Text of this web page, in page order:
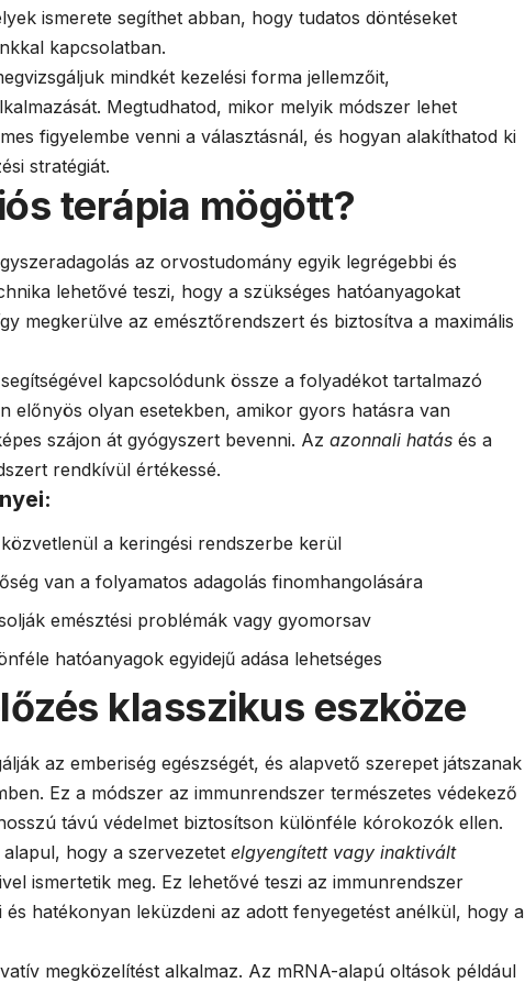
ismerete segíthet abban, hogy tudatos döntéseket
kapcsolatban.
mindkét kezelési forma jellemzőit,
Megtudhatod, mikor melyik módszer lehet
figyelembe venni a választásnál, és hogyan alakíthatod ki
stratégiát.
terápia mögött?
az orvostudomány egyik legrégebbi és
lehetővé teszi, hogy a szükséges hatóanyagokat
megkerülve az emésztőrendszert és biztosítva a maximális
kapcsolódunk össze a folyadékot tartalmazó
előnyös olyan esetekben, amikor gyors hatásra van
szájon át gyógyszert bevenni. Az azonnali hatás és a
rendkívül értékessé.
a keringési rendszerbe kerül
van a folyamatos adagolás finomhangolására
emésztési problémák vagy gyomorsav
hatóanyagok egyidejű adása lehetséges
klasszikus eszköze
az emberiség egészségét, és alapvető szerepet játszanak
Ez a módszer az immunrendszer természetes védekező
távú védelmet biztosítson különféle kórokozók ellen.
hogy a szervezetet elgyengített vagy inaktivált
ismertetik meg. Ez lehetővé teszi az immunrendszer
hatékonyan leküzdeni az adott fenyegetést anélkül, hogy a
megközelítést alkalmaz. Az mRNA-alapú oltások például